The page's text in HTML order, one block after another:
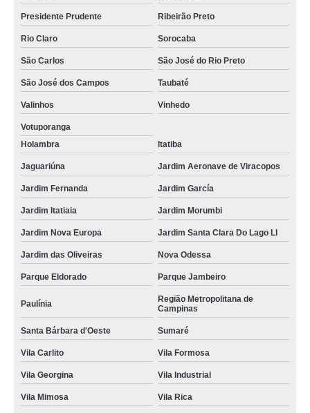
Presidente Prudente Ribeirão Preto
Rio Claro Sorocaba
São Carlos São José do Rio Preto
São José dos Campos Taubaté
Valinhos Vinhedo
Votuporanga
Holambra
Itatiba
Jaguariúna Jardim Aeronave de Viracopos
Jardim Fernanda Jardim García
Jardim Itatiaia Jardim Morumbi
Jardim Nova Europa Jardim Santa Clara Do Lago Ll
Jardim das Oliveiras Nova Odessa
Parque Eldorado Parque Jambeiro
Paulínia
Região Metropolitana de
Campinas
Santa Bárbara d'Oeste Sumaré
Vila Carlito Vila Formosa
Vila Georgina Vila Industrial
Vila Mimosa Vila Rica